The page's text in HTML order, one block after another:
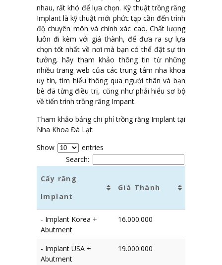
nhau, rất khó để lựa chọn. Kỹ thuật trồng răng
Implant là kỹ thuật mới phức tạp cần đến trình
độ chuyên môn và chính xác cao. Chất lượng
luôn đi kèm với giá thành, để đưa ra sự lựa
chọn tốt nhất về nơi mà bạn có thể đặt sự tin
tưởng, hãy tham khảo thông tin từ những
nhiều trang web của các trung tâm nha khoa
uy tín, tìm hiểu thông qua người thân và bạn
bè đã từng điều trị, cũng như phải hiểu sơ bộ
về tiến trình trồng răng Impant.
Tham khảo bảng chi phí trồng răng Implant tại
Nha Khoa Đà Lạt:
Show
entries
Search:
Cấy răng
Implant
Giá Thành
- Implant Korea +
Abutment
16.000.000
- Implant USA +
Abutment
19.000.000